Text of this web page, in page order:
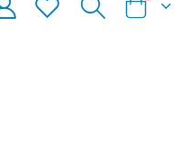
Warenkorb